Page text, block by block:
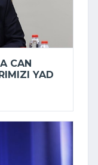
CAN
YAD